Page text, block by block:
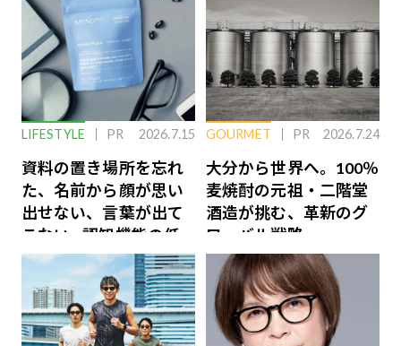
LIFESTYLE PR 2026.7.15
資料の置き場所を忘れ
た、名前から顔が思い
出せない、言葉が出て
こない…認知機能の低
下を救う、脳のインナ
ーケアとは
GOURMET PR 2026.7.24
大分から世界へ。100％
麦焼酎の元祖・二階堂
酒造が挑む、革新のグ
ローバル戦略